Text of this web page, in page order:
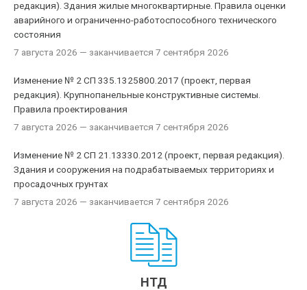
редакция). Здания жилые многоквартирные. Правила оценки
аварийного и ограниченно-работоспособного технического
состояния
7 августа 2026 — заканчивается 7 сентября 2026
Изменение № 2 СП 335.1325800.2017 (проект, первая
редакция). Крупнопанельные конструктивные системы.
Правила проектирования
7 августа 2026 — заканчивается 7 сентября 2026
Изменение № 2 СП 21.13330.2012 (проект, первая редакция).
Здания и сооружения на подрабатываемых территориях и
просадочных грунтах
7 августа 2026 — заканчивается 7 сентября 2026
НТД